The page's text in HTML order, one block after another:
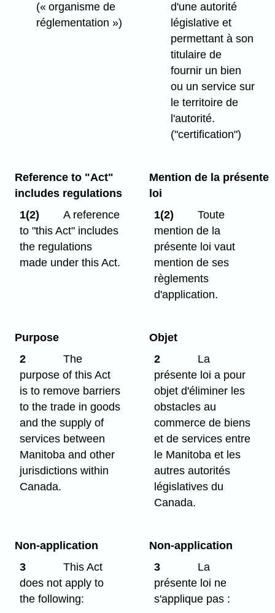
(« organisme de
réglementation »)
d'une autorité
législative et
permettant à son
titulaire de
fournir un bien
ou un service sur
le territoire de
l'autorité.
("certification")
Reference to "Act"
includes regulations
1(2)
A reference
to "this Act" includes
the regulations
made under this Act.
Mention de la présente
loi
1(2)
Toute
mention de la
présente loi vaut
mention de ses
règlements
d'application.
Purpose
2
The
purpose of this Act
is to remove barriers
to the trade in goods
and the supply of
services between
Manitoba and other
jurisdictions within
Canada.
Objet
2
La
présente loi a pour
objet d'éliminer les
obstacles au
commerce de biens
et de services entre
le Manitoba et les
autres autorités
législatives du
Canada.
Non-application
3
This Act
does not apply to
the following:
Non-application
3
La
présente loi ne
s'applique pas :